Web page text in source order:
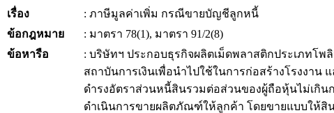
เรื่อง
: ภาษีมูลค่าเพิ่ม กรณีขายบัญชีลูกหนี้
ข้อกฎหมาย
: มาตรา 78(1), มาตรา 91/2(8)
ข้อหารือ
: บริษัทฯ ประกอบธุรกิจผลิตเม็ดพลาสติกประเภทโ
สถาบันการเงินเพื่อนำไปใช้ในการก่อสร้างโรงงา
ดำรงอัตราส่วนหนี้สินรวมต่อส่วนของผู้ถือหุ้นไม่เกิน
ดำเนินการขายผลิตภัณฑ์ให้ลูกค้า โดยขายแบบให้